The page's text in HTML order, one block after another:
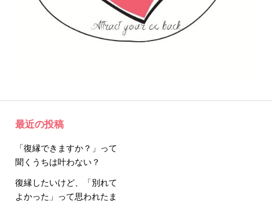
最近の投稿
「復縁できますか？」って
聞くうちは叶わない？
復縁したいけど、「別れて
よかった」って思われたま